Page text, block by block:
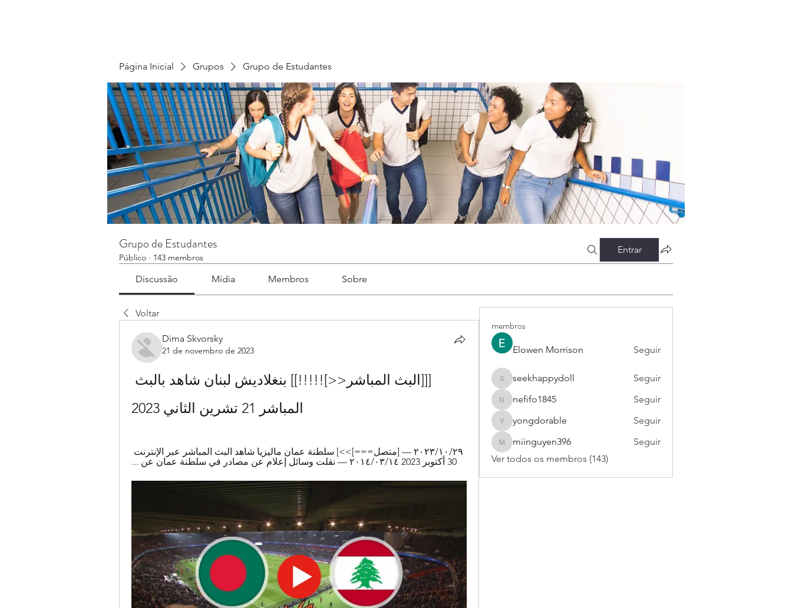
Página Inicial Grupos Grupo de Estudantes
Grupo de Estudantes
Público · 143 membros
Entrar
Discussão Mídia Membros Sobre
Voltar
Dima Skvorsky
21 de novembro de 2023
المباشر 21 تشرين الثاني 2023
30 أكتوبر 2023 ١٤‏/٠٣‏/٢٠١٤ — نقلت وسائل إعلام عن مصادر في سلطنة عمان عن ...
membros
Elowen Morrison Seguir
seekhappydoll
seekhappydoll Seguir
nefifo1845
nefifo1845 Seguir
yongdorable
yongdorable Seguir
miinguyen396
miinguyen396
Seguir
Ver todos os membros (143)